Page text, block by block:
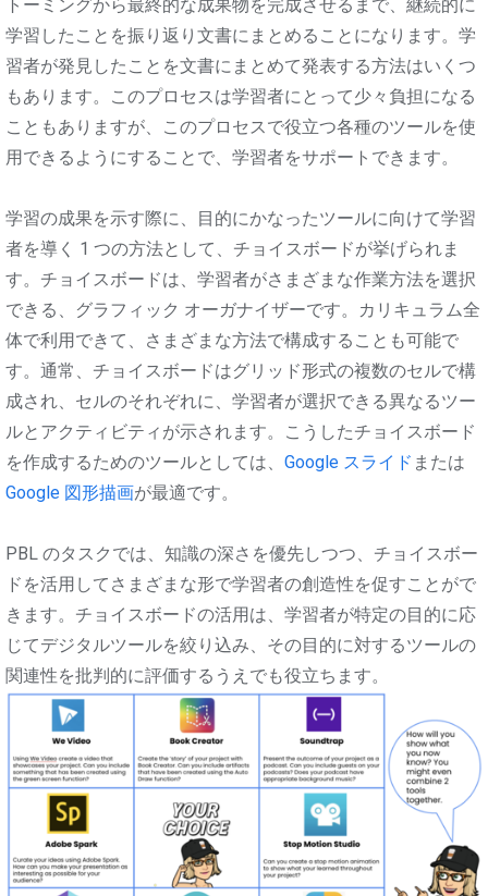
トーミングから最終的な成果物を完成させるまで、継続的に
学習したことを振り返り文書にまとめることになります。学
習者が発見したことを文書にまとめて発表する方法はいくつ
もあります。このプロセスは学習者にとって少々負担になる
こともありますが、このプロセスで役立つ各種のツールを使
用できるようにすることで、学習者をサポートできます。
学習の成果を示す際に、目的にかなったツールに向けて学習
者を導く 1 つの方法として、チョイスボードが挙げられま
す。チョイスボードは、学習者がさまざまな作業方法を選択
できる、グラフィック オーガナイザーです。カリキュラム全
体で利用できて、さまざまな方法で構成することも可能で
す。通常、チョイスボードはグリッド形式の複数のセルで構
成され、セルのそれぞれに、学習者が選択できる異なるツー
ルとアクティビティが示されます。こうしたチョイスボード
を作成するためのツールとしては、 Google スライド または
Google 図形描画が最適です。
PBL のタスクでは、知識の深さを優先しつつ、チョイスボー
ドを活用してさまざまな形で学習者の創造性を促すことがで
きます。チョイスボードの活用は、学習者が特定の目的に応
じてデジタルツールを絞り込み、その目的に対するツールの
関連性を批判的に評価するうえでも役立ちます。